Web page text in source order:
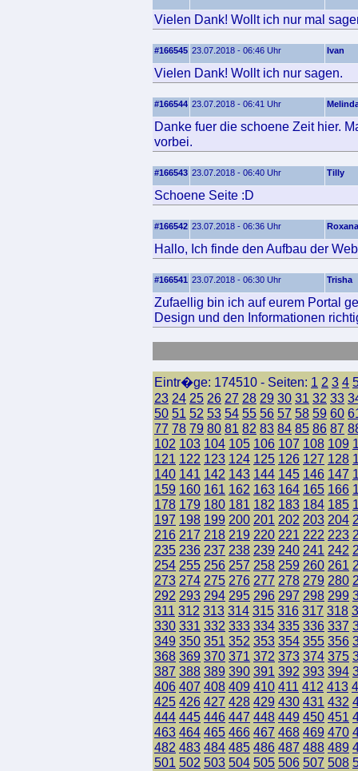
Vielen Dank! Wollt ich nur mal
#166545 23.07.2018 - 06:46 Uhr Ivan
Vielen Dank! Wollt ich nur sagen.
#166544 23.07.2018 - 06:41 Uhr
Danke fuer die schoene Zeit hier.
vorbei.
#166543 23.07.2018 - 06:40 Uhr Tilly
Schoene Seite :D
#166542 23.07.2018 - 06:36 Uhr Roxana
Hallo, Ich finde den Aufbau der
#166541 23.07.2018 - 06:30 Uhr Trisha
Zufaellig bin ich auf eurem Portal
Design und den Informationen
Eintr�ge: 174510 - Seiten: 1 2 3 4
23 24 25 26 27 28 29 30 31 32 33
50 51 52 53 54 55 56 57 58 59 60
77 78 79 80 81 82 83 84 85 86 87
102 103 104 105 106 107 108 109
121 122 123 124 125 126 127 128
140 141 142 143 144 145 146 147
159 160 161 162 163 164 165 166
178 179 180 181 182 183 184 185
197 198 199 200 201 202 203 204
216 217 218 219 220 221 222 223
235 236 237 238 239 240 241 242
254 255 256 257 258 259 260 261
273 274 275 276 277 278 279 280
292 293 294 295 296 297 298 299
311 312 313 314 315 316 317 318
330 331 332 333 334 335 336 337
349 350 351 352 353 354 355 356
368 369 370 371 372 373 374 375
387 388 389 390 391 392 393 394
406 407 408 409 410 411 412 413
425 426 427 428 429 430 431 432
444 445 446 447 448 449 450 451
463 464 465 466 467 468 469 470
482 483 484 485 486 487 488 489
501 502 503 504 505 506 507 508